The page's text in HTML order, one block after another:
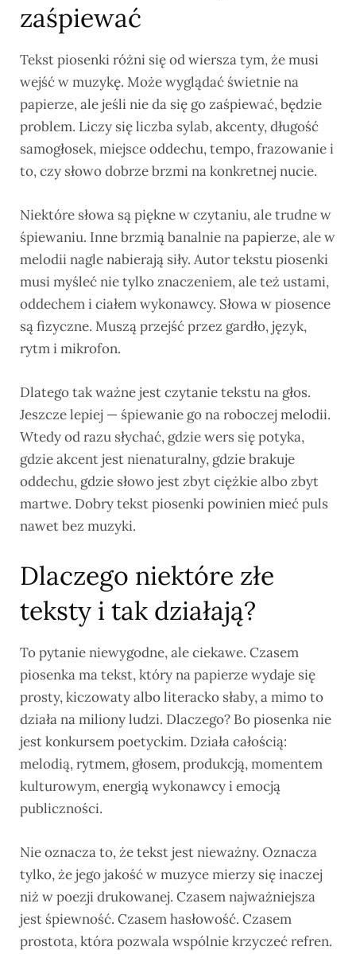
zaśpiewać
Tekst piosenki różni się od wiersza tym, że musi
wejść w muzykę. Może wyglądać świetnie na
papierze, ale jeśli nie da się go zaśpiewać, będzie
problem. Liczy się liczba sylab, akcenty, długość
samogłosek, miejsce oddechu, tempo, frazowanie i
to, czy słowo dobrze brzmi na konkretnej nucie.
Niektóre słowa są piękne w czytaniu, ale trudne w
śpiewaniu. Inne brzmią banalnie na papierze, ale w
melodii nagle nabierają siły. Autor tekstu piosenki
musi myśleć nie tylko znaczeniem, ale też ustami,
oddechem i ciałem wykonawcy. Słowa w piosence
są fizyczne. Muszą przejść przez gardło, język,
rytm i mikrofon.
Dlatego tak ważne jest czytanie tekstu na głos.
Jeszcze lepiej — śpiewanie go na roboczej melodii.
Wtedy od razu słychać, gdzie wers się potyka,
gdzie akcent jest nienaturalny, gdzie brakuje
oddechu, gdzie słowo jest zbyt ciężkie albo zbyt
martwe. Dobry tekst piosenki powinien mieć puls
nawet bez muzyki.
Dlaczego niektóre złe
teksty i tak działają?
To pytanie niewygodne, ale ciekawe. Czasem
piosenka ma tekst, który na papierze wydaje się
prosty, kiczowaty albo literacko słaby, a mimo to
działa na miliony ludzi. Dlaczego? Bo piosenka nie
jest konkursem poetyckim. Działa całością:
melodią, rytmem, głosem, produkcją, momentem
kulturowym, energią wykonawcy i emocją
publiczności.
Nie oznacza to, że tekst jest nieważny. Oznacza
tylko, że jego jakość w muzyce mierzy się inaczej
niż w poezji drukowanej. Czasem najważniejsza
jest śpiewność. Czasem hasłowość. Czasem
prostota, która pozwala wspólnie krzyczeć refren.